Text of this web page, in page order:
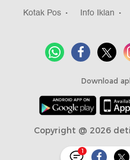
1
Kotak Pos
Info Iklan
Download
Copyright @ 2026